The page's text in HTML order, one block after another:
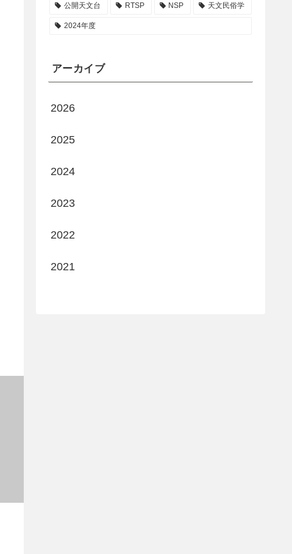
公開天文台 RTSP NSP 天文民俗学
2024年度
アーカイブ
2026
2025
2024
2023
2022
2021